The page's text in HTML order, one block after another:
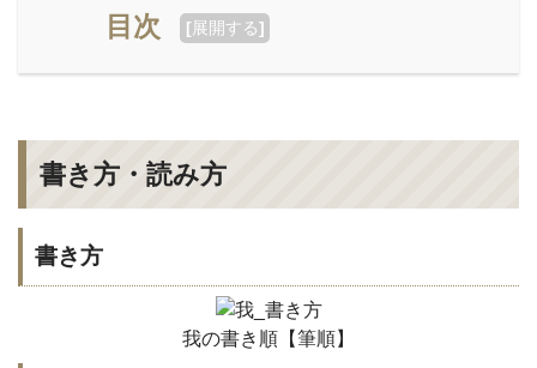
目次 [展開する]
書き方・読み方
書き方
我の書き順【筆順】